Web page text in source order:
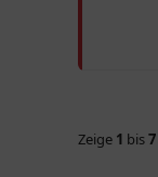
Zeige 1 bis7